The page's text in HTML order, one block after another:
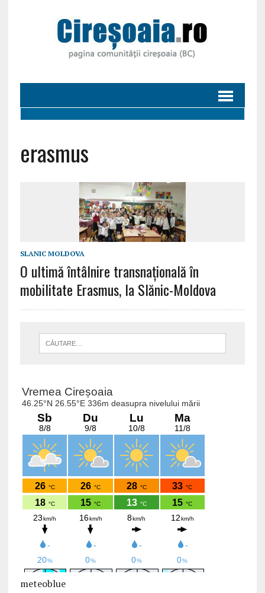
erasmus
SLANIC MOLDOVA
O ultimă întâlnire transnațională în
mobilitate Erasmus, la Slănic-Moldova
meteoblue